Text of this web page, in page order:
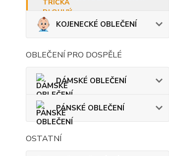
KOJENECKÉ OBLEČENÍ
OBLEČENÍ PRO DOSPĚLÉ
DÁMSKÉ OBLEČENÍ
PÁNSKÉ OBLEČENÍ
OSTATNÍ